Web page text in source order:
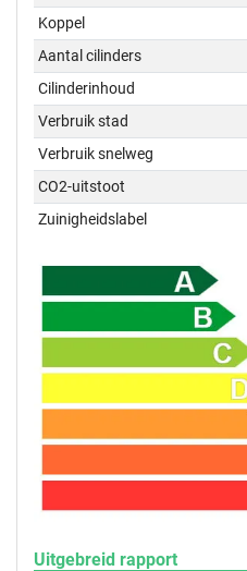
Koppel
Aantal cilinders
Cilinderinhoud
Verbruik stad
Verbruik snelweg
CO2-uitstoot
Zuinigheidslabel
Uitgebreid rapport